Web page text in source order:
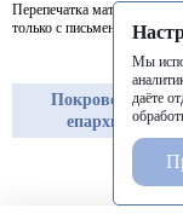
Перепечатка материалов
только с письменного
Покровская
епархия
Мы
даёте